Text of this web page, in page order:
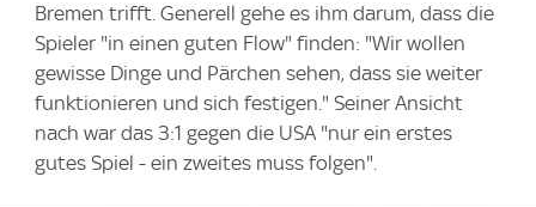
Bremen trifft. Generell gehe es ihm darum, dass die
Spieler "in einen guten Flow" finden: "Wir wollen
gewisse Dinge und Pärchen sehen, dass sie weiter
funktionieren und sich festigen." Seiner Ansicht
nach war das 3:1 gegen die USA "nur ein erstes
gutes Spiel - ein zweites muss folgen".